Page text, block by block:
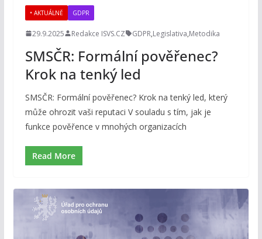
• AKTUÁLNĚ GDPR
29.9.2025 Redakce ISVS.CZ GDPR,Legislativa,Metodika
SMSČR: Formální pověřenec?
Krok na tenký led
SMSČR: Formální pověřenec? Krok na tenký led, který
může ohrozit vaši reputaci V souladu s tím, jak je
funkce pověřence v mnohých organizacích
Read More